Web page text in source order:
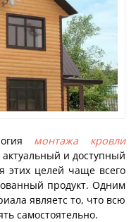
монтажа кровли
и доступный
этих целей чаще всего
продукт. Одним
являетс то, что всю
самостоятельно.